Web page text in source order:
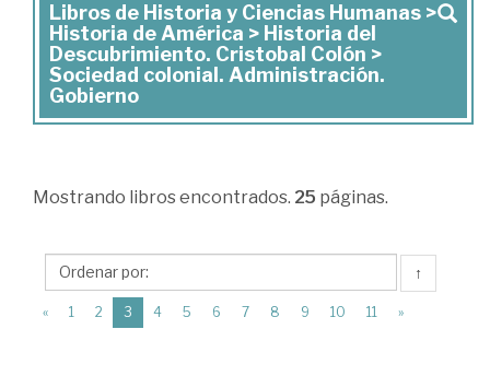
Libros
de
Historia
y
Humanas
Historia
de
América
Libros de Historia y Ciencias Humanas >
Historia de América > Historia del
Descubrimiento. Cristobal Colón >
Sociedad colonial. Administración.
Gobierno
Mostrando libros encontrados. 25 páginas.
↑
« 1 2 3 (current)
4 5 6 7 8 9 10 11 »